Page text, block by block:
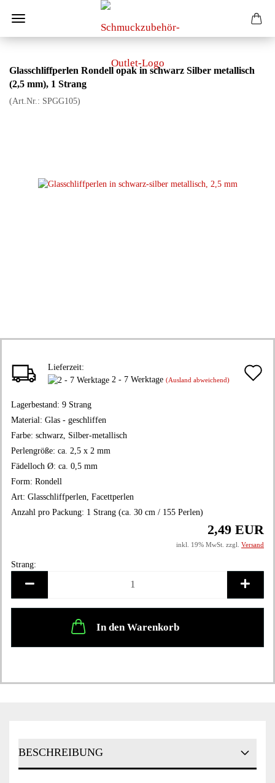
Glasschliffperlen Rondell opak in schwarz Silber metallisch
(2,5 mm), 1 Strang
(Art.Nr.: SPGG105)
Lieferzeit:
2 - 7 Werktage (Ausland abweichend)
Lagerbestand: 9 Strang
Material: Glas - geschliffen
Farbe: schwarz, Silber-metallisch
Perlengröße: ca. 2,5 x 2 mm
Fädelloch Ø: ca. 0,5 mm
Form: Rondell
Art: Glasschliffperlen, Facettperlen
Anzahl pro Packung: 1 Strang (ca. 30 cm / 155 Perlen)
2,49 EUR
inkl. 19% MwSt. zzgl. Versand
Strang:
In den Warenkorb
BESCHREIBUNG